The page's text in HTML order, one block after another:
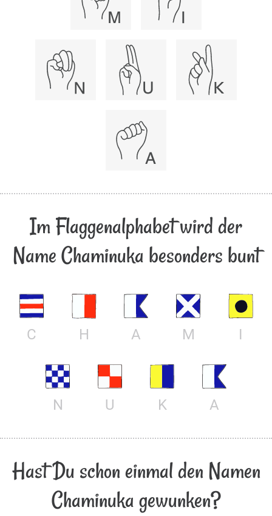
Im Flaggenalphabet wird der
Name Chaminuka besonders bunt
C H A M I
N U K A
Hast Du schon einmal den Namen
Chaminuka gewunken?